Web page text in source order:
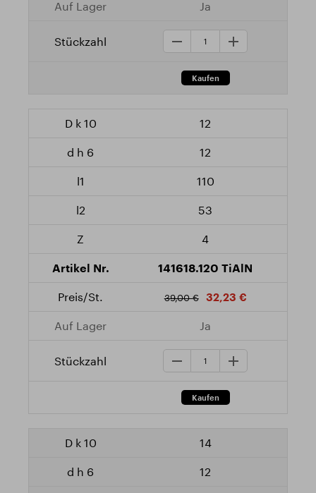
Ja
12
12
110
53
4
141618.120 TiAlN
39,00 € 32,23 €
Ja
14
12